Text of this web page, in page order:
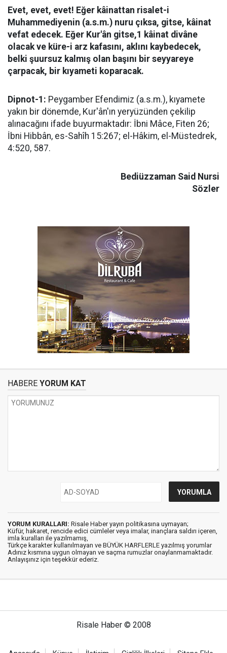
Evet, evet, evet! Eğer kâinattan risalet-i
Muhammediyenin (a.s.m.) nuru çıksa, gitse, kâinat
vefat edecek. Eğer Kur'ân gitse,1 kâinat divâne
olacak ve küre-i arz kafasını, aklını kaybedecek,
belki şuursuz kalmış olan başını bir seyyareye
çarpacak, bir kıyameti koparacak.
Dipnot-1: Peygamber Efendimiz (a.s.m.), kıyamete
yakın bir dönemde, Kur'ân'ın yeryüzünden çekilip
alınacağını ifade buyurmaktadır: İbni Mâce, Fiten 26;
İbni Hibbân, es-Sahîh 15:267; el-Hâkim, el-Müstedrek,
4:520, 587.
Bediüzzaman Said Nursi
Sözler
HABERE YORUM KAT
YORUM KURALLARI: Risale Haber yayın politikasına uymayan;
Küfür, hakaret, rencide edici cümleler veya imalar, inançlara saldırı içeren,
imla kuralları ile yazılmamış,
Türkçe karakter kullanılmayan ve BÜYÜK HARFLERLE yazılmış yorumlar
Adınız kısmına uygun olmayan ve saçma rumuzlar onaylanmamaktadır.
Anlayışınız için teşekkür ederiz.
Risale Haber © 2008